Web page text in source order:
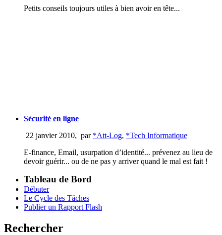
Petits conseils toujours utiles à bien avoir en tête...
Sécurité en ligne
22 janvier 2010, par *Att-Log, *Tech Informatique
E-finance, Email, usurpation d’identité... prévenez au lieu de
devoir guérir... ou de ne pas y arriver quand le mal est fait !
Tableau de Bord
Débuter
Le Cycle des Tâches
Publier un Rapport Flash
Rechercher